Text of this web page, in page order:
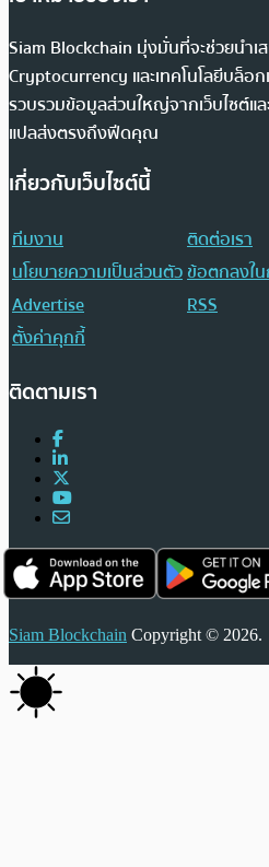
Siam Blockchain มุ่งมั่นที่จะช่วยนำเ
Cryptocurrency และเทคโนโลยีบล็อ
รวบรวมข้อมูลส่วนใหญ่จากเว็บไซต์แล
แปลส่งตรงถึงฟีดคุณ
เกี่ยวกับเว็บไซต์นี้
ทีมงาน
ติดต่อเรา
นโยบายความเป็นส่วนตัวข้อตกลงใ
Advertise
RSS
ตั้งค่าคุกกี้
ติดตามเรา
Siam Blockchain Copyright © 2026.